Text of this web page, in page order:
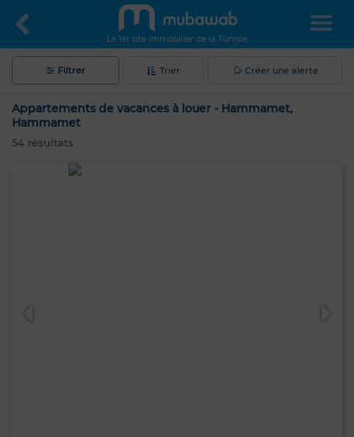
Le 1er site immobilier de la Tunisie
Filtrer Trier Créer une alerte
Appartements de vacances à louer - Hammamet,
Hammamet
54 résultats